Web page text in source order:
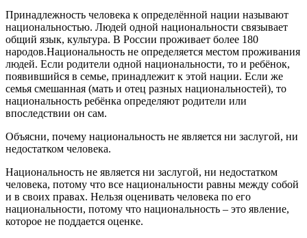
Принадлежность человека к определённой нации называют
национальностью. Людей одной национальности связывает
общий язык, культура. В России проживает более 180
народов.Национальность не определяется местом проживания
людей. Если родители одной национальности, то и ребёнок,
появившийся в семье, принадлежит к этой нации. Если же
семья смешанная (мать и отец разных национальностей), то
национальность ребёнка определяют родители или
впоследствии он сам.
Объясни, почему национальность не является ни заслугой, ни
недостатком человека.
Национальность не является ни заслугой, ни недостатком
человека, потому что все национальности равны между собой
и в своих правах. Нельзя оценивать человека по его
национальности, потому что национальность – это явление,
которое не поддается оценке.